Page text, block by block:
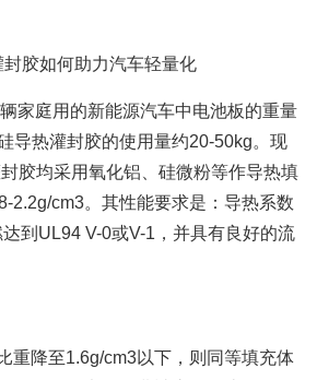
胶如何助力汽车轻量化
庭用的新能源汽车中电池板的重量
导热灌封胶的使用量约20-50kg。现
胶均采用氧化铝、硅微粉等作导热填
2.2g/cm3。其性能要求是：导热系数
到UL94 V-0或V-1，并具有良好的流
降至1.6g/cm3以下，则同等填充体